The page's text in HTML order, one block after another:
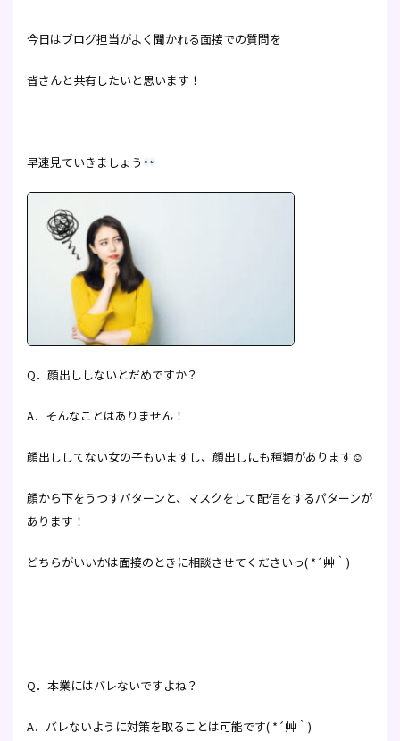
今日はブログ担当がよく聞かれる面接での質問を
皆さんと共有したいと思います！
早速見ていきましょう
Q．顔出ししないとだめですか？
A．そんなことはありません！
顔出ししてない女の子もいますし、顔出しにも種類があります☺
顔から下をうつすパターンと、マスクをして配信をするパターンが
あります！
どちらがいいかは面接のときに相談させてくださいっ( *´艸｀)
Q．本業にはバレないですよね？
A．バレないように対策を取ることは可能です( *´艸｀)